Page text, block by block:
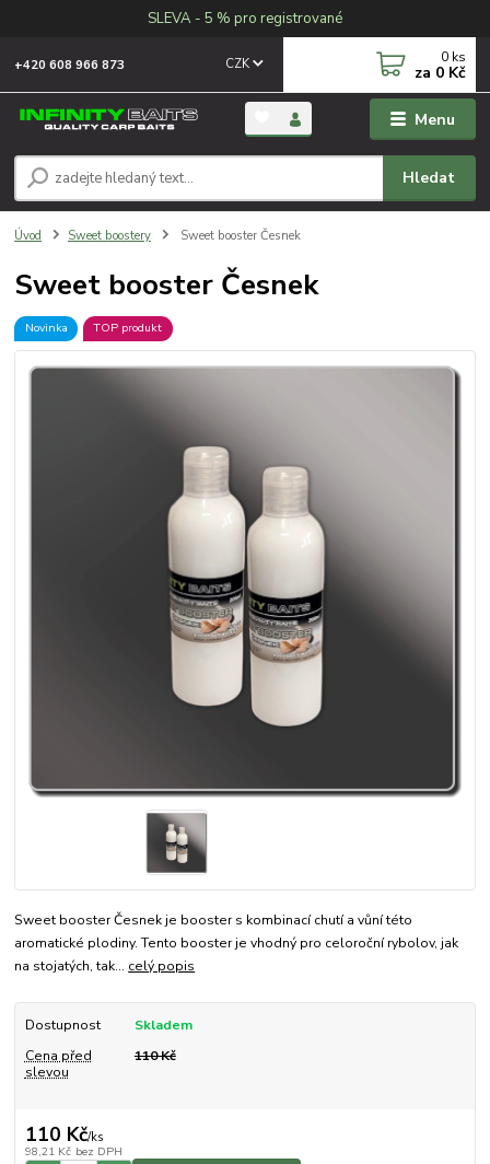
SLEVA - 5 % pro registrované
Menu
CZK
Hledat
+420 608 966 873 0 ks
za 0 Kč
Úvod Sweet boostery Sweet booster Česnek
Sweet booster Česnek
Novinka TOP produkt
Sweet booster Česnek je booster s kombinací chutí a vůní této
aromatické plodiny. Tento booster je vhodný pro celoroční rybolov, jak
na stojatých, tak... celý popis
Dostupnost
Skladem
Cena před
slevou
110 Kč
110 Kč/ks
98,21 Kč bez DPH